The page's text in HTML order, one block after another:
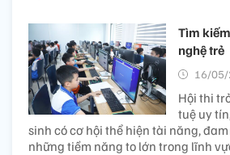
Tìm
nghệ trẻ
16/05/
Hội thi
tuệ uy
sinh có cơ hội thể hiện tài năng,
những tiềm năng to lớn trong lĩnh